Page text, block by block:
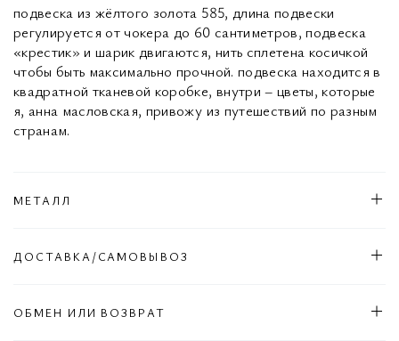
подвеска из жёлтого золота 585, длина подвески
регулируется от чокера до 60 сантиметров, подвеска
«крестик» и шарик двигаются, нить сплетена косичкой
чтобы быть максимально прочной. подвеска находится в
квадратной тканевой коробке, внутри – цветы, которые
я, анна масловская, привожу из путешествий по разным
странам.
МЕТАЛЛ
ДОСТАВКА/САМОВЫВОЗ
ОБМЕН ИЛИ ВОЗВРАТ